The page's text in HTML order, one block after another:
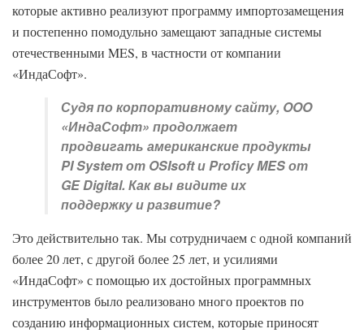
которые активно реализуют программу импортозамещения
и постепенно помодульно замещают западные системы
отечественными MES, в частности от компании
«ИндаСофт».
Судя по корпоративному сайту, OOO
«ИндаСофт» продолжает
продвигать американские продукты
PI System от OSIsoft и Proficy MES от
GE Digital. Как вы видите их
поддержку и развитие?
Это действительно так. Мы сотрудничаем с одной компаний
более 20 лет, с другой более 25 лет, и усилиями
«ИндаСофт» с помощью их достойных программных
инструментов было реализовано много проектов по
созданию информационных систем, которые приносят